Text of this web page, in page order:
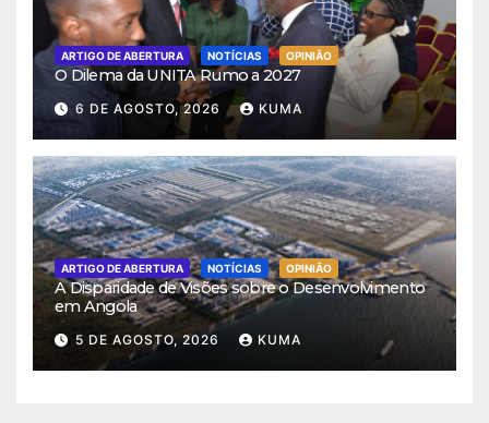
ARTIGO DE ABERTURA NOTÍCIAS OPINIÃO
O Dilema da UNITA Rumo a 2027
6 DE AGOSTO, 2026 KUMA
ARTIGO DE ABERTURA NOTÍCIAS OPINIÃO
A Disparidade de Visões sobre o Desenvolvimento
em Angola
5 DE AGOSTO, 2026 KUMA